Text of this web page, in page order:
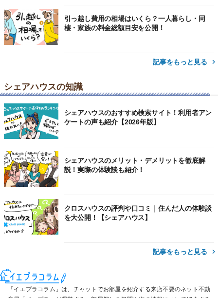
引っ越し費用の相場はいくら？一人暮らし・同
棲・家族の料金総額目安を公開！
記事をもっと見る
シェアハウスの知識
シェアハウスのおすすめ検索サイト！利用者アン
ケートの声も紹介【2026年版】
シェアハウスのメリット・デメリットを徹底解
説！実際の体験談も紹介！
クロスハウスの評判や口コミ｜住んだ人の体験談
を大公開！【シェアハウス】
記事をもっと見る
「イエプラコラム」は、チャットでお部屋を紹介する来店不要のネット不動